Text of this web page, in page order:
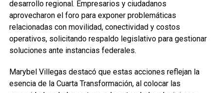
desarrollo regional. Empresarios y ciudadanos
aprovecharon el foro para exponer problemáticas
relacionadas con movilidad, conectividad y costos
operativos, solicitando respaldo legislativo para gestionar
soluciones ante instancias federales.
Marybel Villegas destacó que estas acciones reflejan la
esencia de la Cuarta Transformación, al colocar las